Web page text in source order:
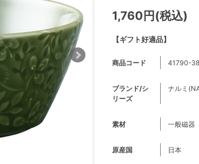
【ギフト好適品】
1,760円(税込)
商品コード 41790-
ブランド/シ
リーズ
ナルミ
素材 一般磁器
原産国 日本